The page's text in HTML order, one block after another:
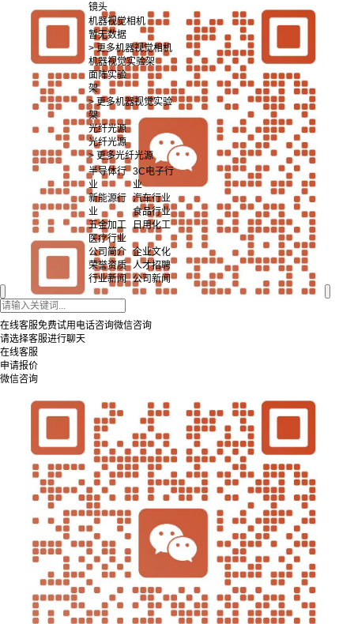
镜头
机器视觉相机
暂无数据
> 更多机器视觉相机
机器视觉实验架
面阵实验
架
> 更多机器视觉实验
架
光纤光源
光纤光源
> 更多光纤光源
半导体行
业
3C电子行
业
新能源行
业
汽车行业
食品行业
五金加工 日用化工
医疗行业
公司简介 企业文化
荣誉资质 人才招聘
行业新闻 公司新闻
在线客服免费试用 电话咨询微信咨询
请选择客服进行聊天
在线客服
申请报价
微信咨询